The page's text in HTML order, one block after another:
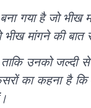
गया है जो भीख
भीख मांगने की
उनको जल्दी
का कहना है कि